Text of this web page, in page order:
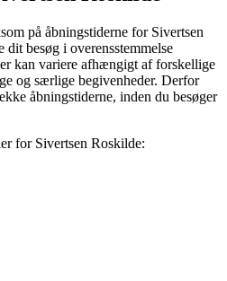
på åbningstiderne for Sivertsen
besøg i overensstemmelse
kan variere afhængigt af forskellige
og særlige begivenheder. Derfor
åbningstiderne, inden du besøger
for Sivertsen Roskilde: